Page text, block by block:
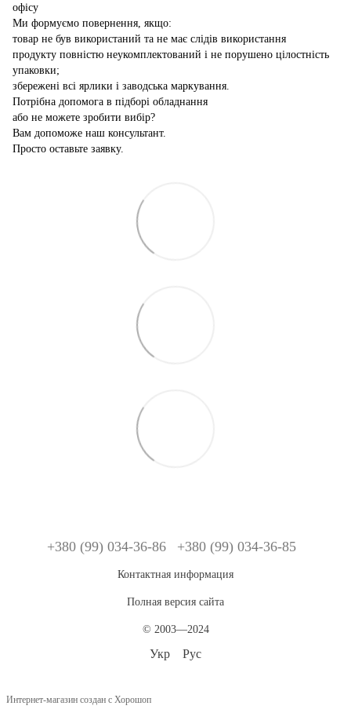
офісу
Ми формуємо повернення, якщо:
товар не був використаний та не має слідів використання
продукту повністю неукомплектований і не порушено цілостність
упаковки;
збережені всі ярлики і заводська маркування.
Потрібна допомога в підборі обладнання
або не можете зробити вибір?
Вам допоможе наш консультант.
Просто оставьте заявку.
+380 (99) 034-36-86 +380 (99) 034-36-85
Контактная информация
Полная версия сайта
© 2003—2024
Укр Рус
Интернет-магазин создан с Хорошоп